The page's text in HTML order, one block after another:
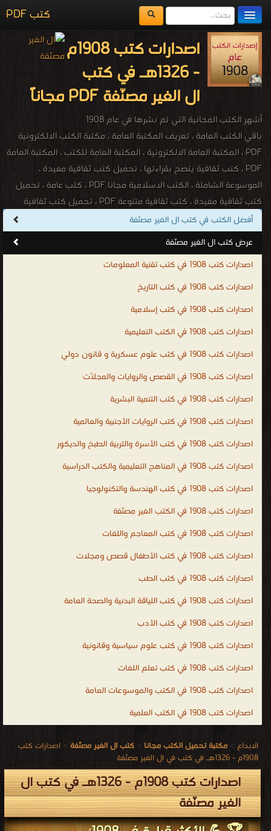
كتب PDF
مكتبة الكتب
المكتبات
يُقرأ حالياً
اضف كتاب
اصدارات كتب 1908م
- 1326هـ في كتب
ال الغير مصنّفة PDF مجاناً
أشهر الكتب المجانية التي تم نشرها في عام 1908
باقي الكتب العامة ، تعريف المكتبة العامة ، مكتبة الكتب الالكترونية
PDF ، المكتبة العامة الالكترونية ، المكتبة العامة للكتب ، المكتبة العامة
PDF ، كتب ثقافية ينصح بقراءتها ، تحميل كتب ثقافية مفيدة ،
الموسوعة الشاملة ، الكتب الاسلامية مجانا PDF ، كتب عامة ، تحميل
كتب ثقافية مفيدة ، كتب ثقافية متنوعة PDF ، تحميل كتب ثقافية
كتب معلومات عامة PDF ، مكتبة الكتب الالكترونية ، كتب متنوعة ، كتب
مصورة ، كتب صوتية ، كتب اون لاين ، كتب عامة للتحميل ، كتب عامة
للقراءة ، كتب عامة مجانية ، كتب اسلامية عامة ، كتب ثقافية عامة ، كتب
عامة فى الطبخ ، كتب عامة فى التاريخ ، كتب عامة فى الشعر ، ال الغير
أفضل الكتب في كتب ال الغير مصنّفة
عرض كتب ال الغير مصنّفة
اصدارات كتب 1908 في كتب تقنية المعلومات
اصدارات كتب 1908 في كتب التاريخ
اصدارات كتب 1908 في كتب إسلامية
اصدارات كتب 1908 في الكتب التعليمية
اصدارات كتب 1908 في كتب علوم عسكرية و قانون دولي
اصدارات كتب 1908 في القصص والروايات والمجلّات
اصدارات كتب 1908 في كتب التنمية البشرية
اصدارات كتب 1908 في كتب الروايات الأجنبية والعالمية
اصدارات كتب 1908 في كتب الأسرة والتربية الطبخ والديكور
اصدارات كتب 1908 في المناهج التعليمية والكتب الدراسية
اصدارات كتب 1908 في كتب الهندسة والتكنولوجيا
اصدارات كتب 1908 في الكتب الغير مصنّفة
اصدارات كتب 1908 في كتب المعاجم واللغات
اصدارات كتب 1908 في كتب الأطفال قصص ومجلات
اصدارات كتب 1908 في كتب الطب
اصدارات كتب 1908 في كتب اللياقة البدنية والصحة العامة
اصدارات كتب 1908 في كتب الأدب
اصدارات كتب 1908 في كتب علوم سياسية وقانونية
اصدارات كتب 1908 في كتب تعلم اللغات
اصدارات كتب 1908 في الكتب والموسوعات العامة
اصدارات كتب 1908 في الكتب العلمية
الابداع > مكتبة تحميل الكتب مجانا > كتب ال الغير مصنّفة > اصدارات كتب
1908م - 1326هـ في كتب في ال الغير مصنّفة
اصدارات كتب 1908م - 1326هـ في كتب ال
الغير مصنّفة